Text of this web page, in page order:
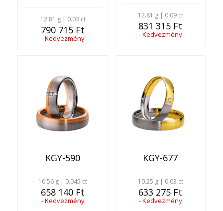
12.81 g | 0.03 ct
790 715 Ft
- Kedvezmény
12.81 g | 0.09 ct
831 315 Ft
- Kedvezmény
KGY-590
10.56 g | 0.045 ct
658 140 Ft
- Kedvezmény
KGY-677
10.25 g | 0.03 ct
633 275 Ft
- Kedvezmény